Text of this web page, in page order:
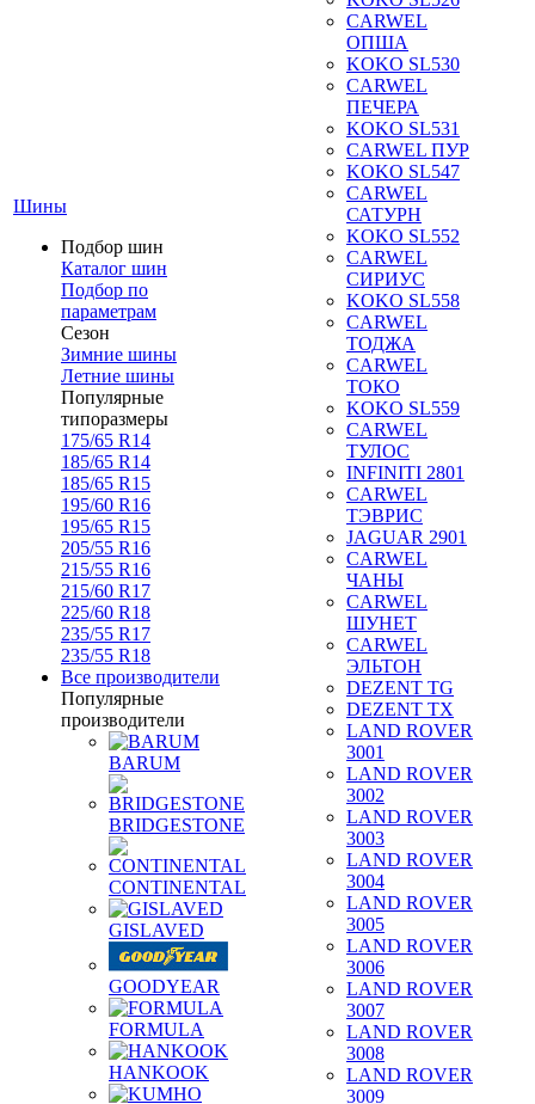
Шины
Подбор шин
Каталог шин
Подбор по
параметрам
Сезон
Зимние шины
Летние шины
Популярные
типоразмеры
175/65 R14
185/65 R14
185/65 R15
195/60 R16
195/65 R15
205/55 R16
215/55 R16
215/60 R17
225/60 R18
235/55 R17
235/55 R18
Все производители
Популярные
производители
BARUM
BRIDGESTONE
CONTINENTAL
GISLAVED
GOODYEAR
FORMULA
HANKOOK
CARWEL
ОПША
KOKO SL530
CARWEL
ПЕЧЕРА
KOKO SL531
CARWEL ПУР
KOKO SL547
CARWEL
САТУРН
KOKO SL552
CARWEL
СИРИУС
KOKO SL558
CARWEL
ТОДЖА
CARWEL
ТОКО
KOKO SL559
CARWEL
ТУЛОС
INFINITI 2801
CARWEL
ТЭВРИС
JAGUAR 2901
CARWEL
ЧАНЫ
CARWEL
ШУНЕТ
CARWEL
ЭЛЬТОН
DEZENT TG
DEZENT TX
LAND ROVER
3001
LAND ROVER
3002
LAND ROVER
3003
LAND ROVER
3004
LAND ROVER
3005
LAND ROVER
3006
LAND ROVER
3007
LAND ROVER
3008
LAND ROVER
3009